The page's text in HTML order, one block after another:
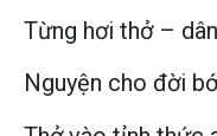
Từng hơi thở –
Nguyện cho đời